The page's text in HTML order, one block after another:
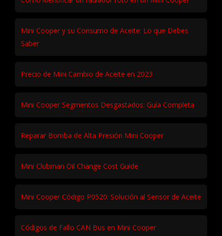
Mini Cooper y su Consumo de Aceite: Lo que Debes
Saber
Precio de Mini Cambio de Aceite en 2023
Mini Cooper Segmentos Desgastados: Guía Completa
Reparar Bomba de Alta Presión Mini Cooper
Mini Clubman Oil Change Cost Guide
Mini Cooper Código P0520: Solución al Sensor de Aceite
Códigos de Fallo CAN Bus en Mini Cooper